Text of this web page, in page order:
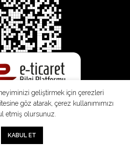
geliştirmek için çerezleri
göz atarak, çerez kullanımımızı
etmiş olursunuz.
KABUL ET
Sepet